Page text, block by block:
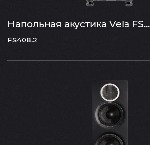
Напольная акустика Vela FS...
FS408.2